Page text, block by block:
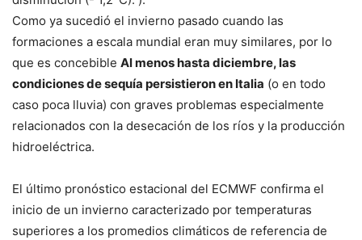
Como ya sucedió el invierno pasado cuando las
formaciones a escala mundial eran muy similares, por lo
que es concebible Al menos hasta diciembre, las
condiciones de sequía persistieron en Italia (o en todo
caso poca lluvia) con graves problemas especialmente
relacionados con la desecación de los ríos y la producción
hidroeléctrica.
El último pronóstico estacional del ECMWF confirma el
inicio de un invierno caracterizado por temperaturas
superiores a los promedios climáticos de referencia de